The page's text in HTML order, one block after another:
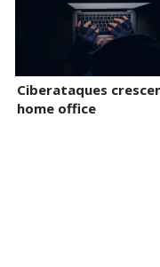
Ciberataques
home office